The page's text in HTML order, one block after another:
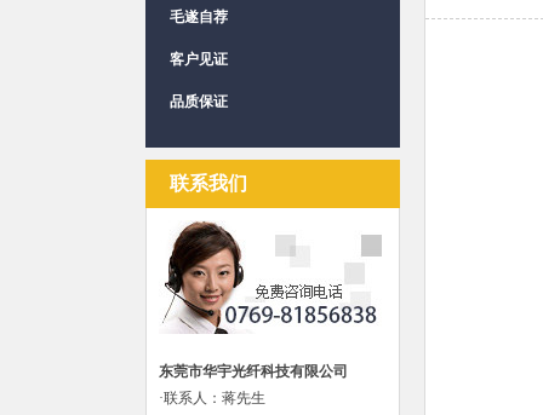
毛遂自荐
客户见证
品质保证
联系我们
东莞市华宇光纤科技有限公司
·联系人：蒋先生